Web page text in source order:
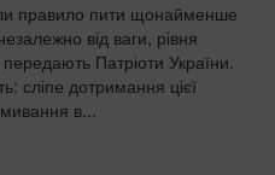
правило пити щонайменше
від ваги, рівня
Патріоти України.
сліпе дотримання цієї
в...